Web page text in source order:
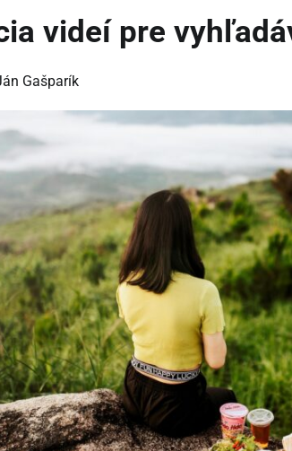
videí pre
Gašparík